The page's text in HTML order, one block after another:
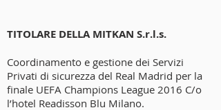
TITOLARE DELLA MITKAN S.r.l.s.
Coordinamento e gestione dei Servizi
Privati di sicurezza del Real Madrid per la
finale UEFA Champions League 2016 C/o
l’hotel Readisson Blu Milano.